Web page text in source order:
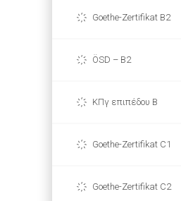
Goethe-Zertifikat B2
ÖSD – B2
ΚΠγ επιπέδου Β
Goethe-Zertifikat C1
Goethe-Zertifikat C2